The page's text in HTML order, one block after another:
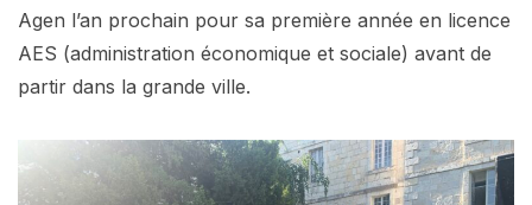
Agen l’an prochain pour sa première année en licence
AES (administration économique et sociale) avant de
partir dans la grande ville.